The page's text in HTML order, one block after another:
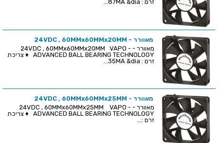
זרם : 87MA &dia...
מאוורר - 24VDC , 60MMx60MMx20MM
מאוורר - 24VDC , 60MMx60MMx20MM VAPO -
ADVANCED BALL BEARING TECHNOLOGY ♦ צריכת
זרם : 35MA &dia...
מאוורר - 24VDC , 60MMx60MMx25MM
מאוורר - 24VDC , 60MMx60MMx25MM VAPO -
ADVANCED BALL BEARING TECHNOLOGY ♦ צריכת
זרם :...